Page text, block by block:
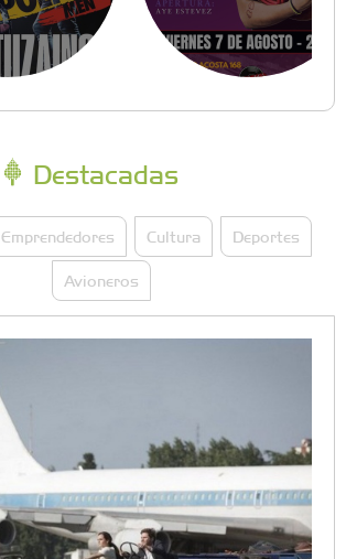
Destacadas
Emprendedores Cultura Deportes
Avioneros